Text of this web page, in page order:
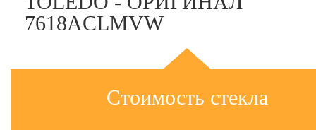
7618ACLMVW
Стоимость стекла